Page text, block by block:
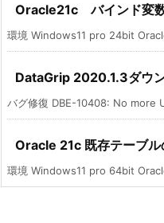
Oracle21c バインド変
環境 Windows11 pro 24bit
DataGrip 2020.1.3ダウ
バグ修復 DBE-10408: No more
Oracle 21c 既存テーブ
環境 Windows11 pro 64bit